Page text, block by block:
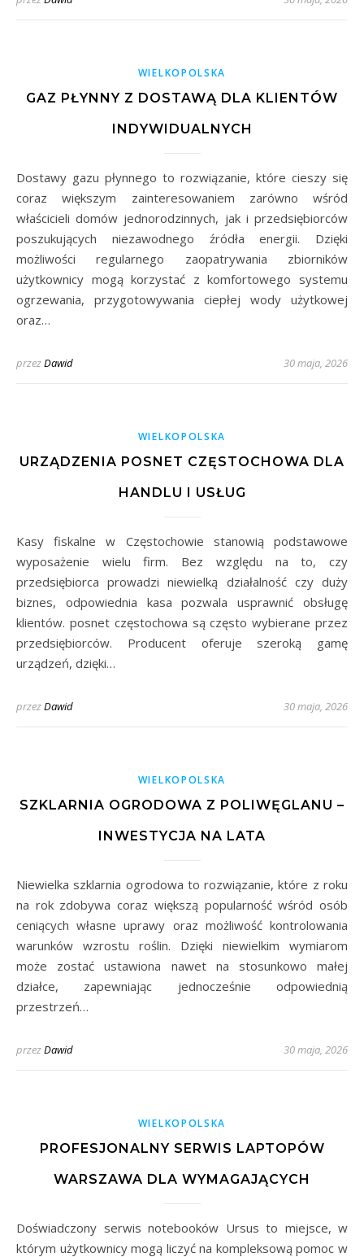
WIELKOPOLSKA
GAZ PŁYNNY Z DOSTAWĄ DLA KLIENTÓW
INDYWIDUALNYCH
Dostawy gazu płynnego to rozwiązanie, które cieszy się
coraz większym zainteresowaniem zarówno wśród
właścicieli domów jednorodzinnych, jak i przedsiębiorców
poszukujących niezawodnego źródła energii. Dzięki
możliwości regularnego zaopatrywania zbiorników
użytkownicy mogą korzystać z komfortowego systemu
ogrzewania, przygotowywania ciepłej wody użytkowej
oraz…
przezDawid 30 maja, 2026
WIELKOPOLSKA
URZĄDZENIA POSNET CZĘSTOCHOWA DLA
HANDLU I USŁUG
Kasy fiskalne w Częstochowie stanowią podstawowe
wyposażenie wielu firm. Bez względu na to, czy
przedsiębiorca prowadzi niewielką działalność czy duży
biznes, odpowiednia kasa pozwala usprawnić obsługę
klientów. posnet częstochowa są często wybierane przez
przedsiębiorców. Producent oferuje szeroką gamę
urządzeń, dzięki…
przezDawid 30 maja, 2026
WIELKOPOLSKA
SZKLARNIA OGRODOWA Z POLIWĘGLANU –
INWESTYCJA NA LATA
Niewielka szklarnia ogrodowa to rozwiązanie, które z roku
na rok zdobywa coraz większą popularność wśród osób
ceniących własne uprawy oraz możliwość kontrolowania
warunków wzrostu roślin. Dzięki niewielkim wymiarom
może zostać ustawiona nawet na stosunkowo małej
działce, zapewniając jednocześnie odpowiednią
przestrzeń…
przezDawid 30 maja, 2026
WIELKOPOLSKA
PROFESJONALNY SERWIS LAPTOPÓW
WARSZAWA DLA WYMAGAJĄCYCH
Doświadczony serwis notebooków Ursus to miejsce, w
którym użytkownicy mogą liczyć na kompleksową pomoc w